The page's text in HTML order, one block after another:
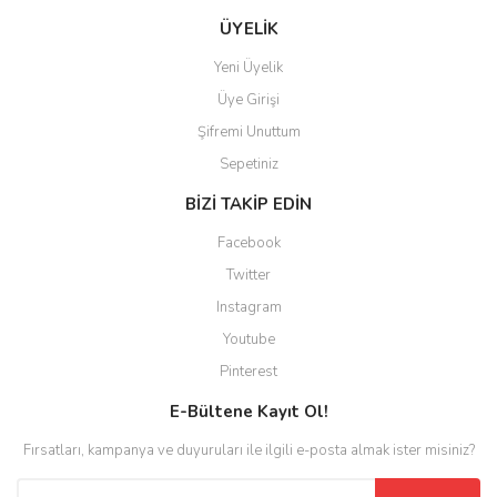
ÜYELİK
Yeni Üyelik
Üye Girişi
Şifremi Unuttum
Sepetiniz
BİZİ TAKİP EDİN
Facebook
Twitter
Instagram
Youtube
Pinterest
E-Bültene Kayıt Ol!
Fırsatları, kampanya ve duyuruları ile ilgili e-posta almak ister misiniz?